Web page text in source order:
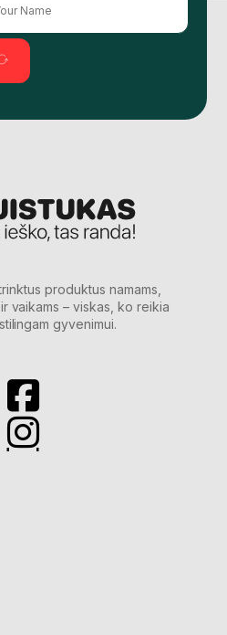
produktus namams,
vaikams – viskas, ko reikia
gyvenimui.